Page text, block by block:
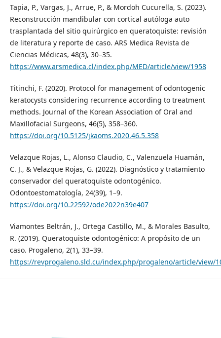
Tapia, P., Vargas, J., Arrue, P., & Mordoh Cucurella, S. (2023).
Reconstrucción mandibular con cortical autóloga auto
trasplantada del sitio quirúrgico en queratoquiste: revisión
de literatura y reporte de caso. ARS Medica Revista de
Ciencias Médicas, 48(3), 30–35.
https://www.arsmedica.cl/index.php/MED/article/view/1958
Titinchi, F. (2020). Protocol for management of odontogenic
keratocysts considering recurrence according to treatment
methods. Journal of the Korean Association of Oral and
Maxillofacial Surgeons, 46(5), 358–360.
https://doi.org/10.5125/jkaoms.2020.46.5.358
Velazque Rojas, L., Alonso Claudio, C., Valenzuela Huamán,
C. J., & Velazque Rojas, G. (2022). Diagnóstico y tratamiento
conservador del queratoquiste odontogénico.
Odontoestomatología, 24(39), 1–9.
https://doi.org/10.22592/ode2022n39e407
Viamontes Beltrán, J., Ortega Castillo, M., & Morales Basulto,
R. (2019). Queratoquiste odontogénico: A propósito de un
caso. Progaleno, 2(1), 33–39.
https://revprogaleno.sld.cu/index.php/progaleno/article/view/